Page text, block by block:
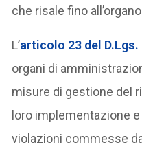
che risale fino
L’articolo 23 del D.Lgs.
organi di
misure di gestione del
loro implementazione
violazioni commesse